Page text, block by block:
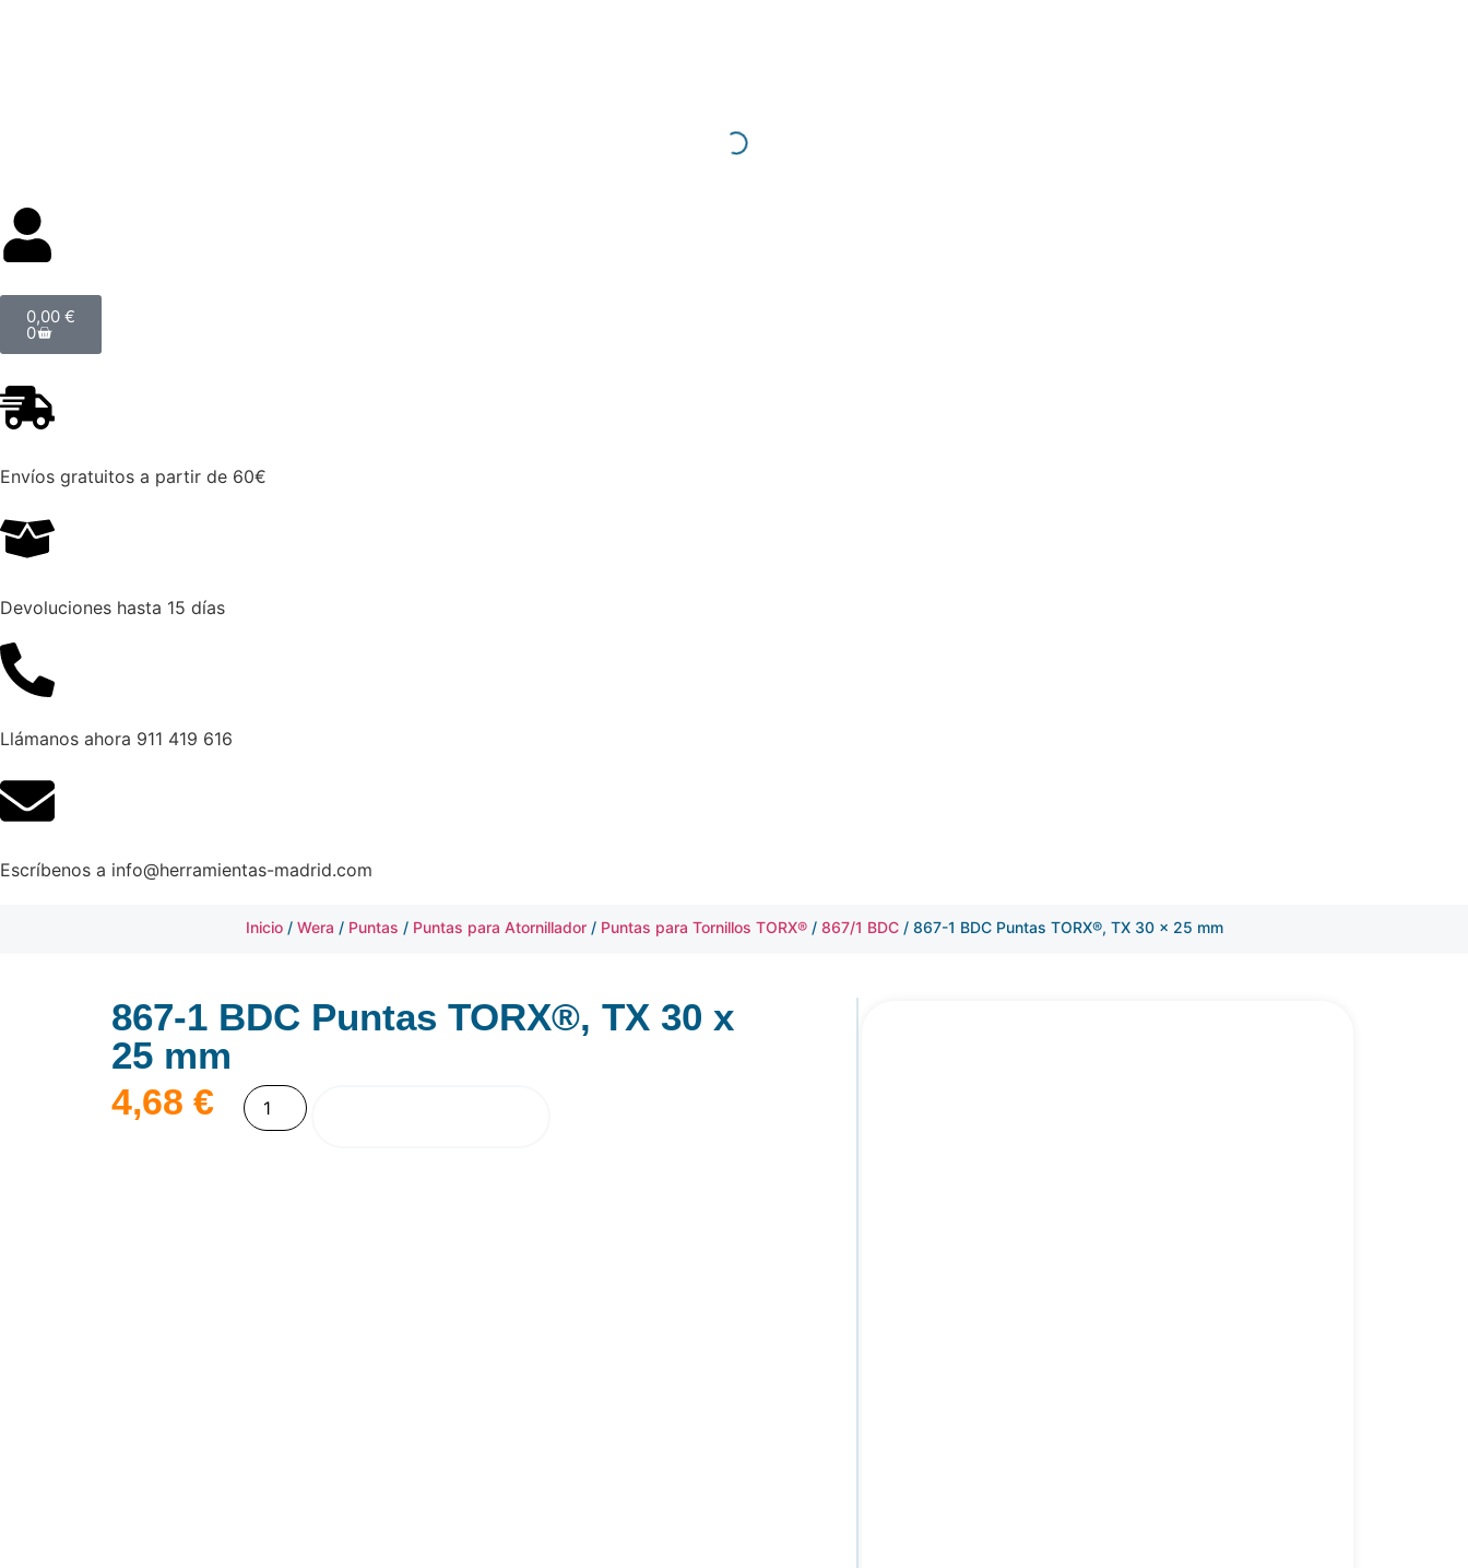
0,00 €
0
Envíos gratuitos a partir de 60€
Devoluciones hasta 15 días
Llámanos ahora 911 419 616
Escríbenos a info@herramientas-madrid.com
Inicio/ Wera / Puntas / Puntas para Atornillador/ Puntas para Tornillos TORX®/ 867/1 BDC/ 867-1 BDC Puntas TORX®, TX 30 x 25 mm
867-1 BDC Puntas TORX®, TX 30 x
25 mm
4,68 €